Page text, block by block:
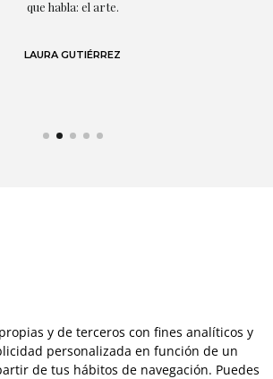
que habla: el arte.
LAURA GUTIÉRREZ
y de terceros con fines analíticos y
personalizada en función de un
de tus hábitos de navegación. Puedes